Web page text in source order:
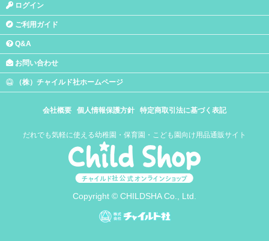
ログイン
ご利用ガイド
Q&A
お問い合わせ
（株）チャイルド社ホームページ
会社概要 個人情報保護方針 特定商取引法に基づく表記
だれでも気軽に使える幼稚園・保育園・こども園向け用品通販サイト
Copyright © CHILDSHA Co., Ltd.